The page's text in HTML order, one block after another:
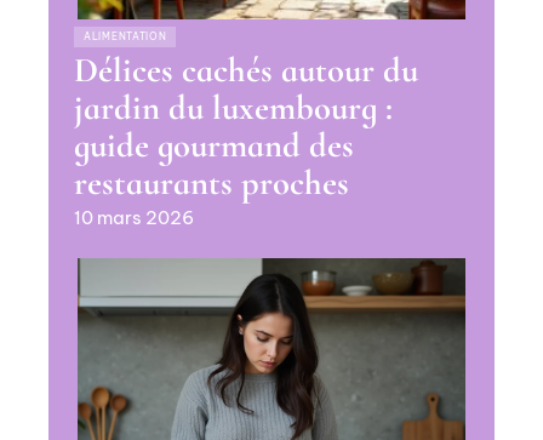
ALIMENTATION
Délices cachés autour du
jardin du luxembourg :
guide gourmand des
restaurants proches
10 mars 2026